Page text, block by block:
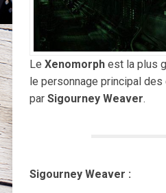
Le Xenomorphest la plus
le personnage principal
par Sigourney Weaver.
Sigourney Weaver :